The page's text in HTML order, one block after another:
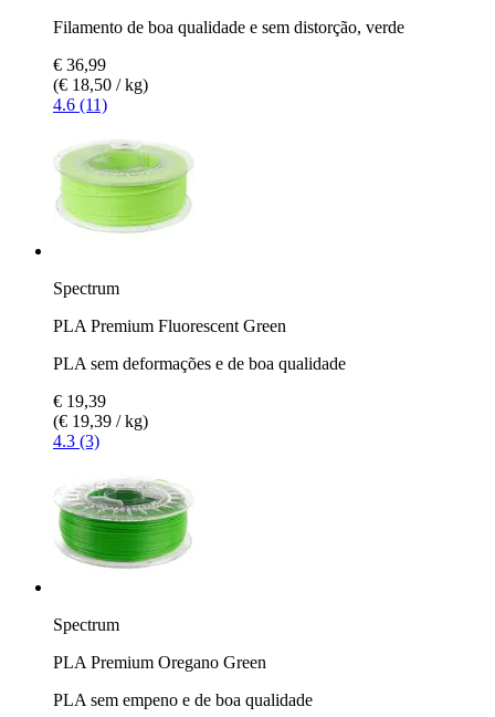
Filamento de boa qualidade e sem distorção, verde
€ 36,99
(€ 18,50 / kg)
4.6 (11)
Spectrum
PLA Premium Fluorescent Green
PLA sem deformações e de boa qualidade
€ 19,39
(€ 19,39 / kg)
4.3 (3)
Spectrum
PLA Premium Oregano Green
PLA sem empeno e de boa qualidade